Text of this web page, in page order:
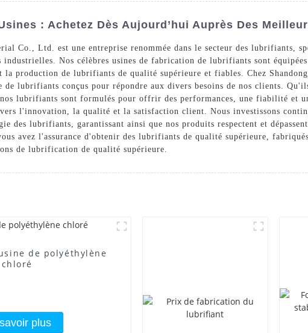
: Achetez Dès Aujourd’hui Auprès Des
Co., Ltd. est une entreprise renommée dans le secteur des lubrifiants,
Nos célèbres usines de fabrication de lubrifiants sont
la production de lubrifiants de qualité supérieure et fiables. Chez
de lubrifiants conçus pour répondre aux divers besoins de nos clients.
lubrifiants sont formulés pour offrir des performances, une fiabilité et
l'innovation, la qualité et la satisfaction client. Nous investissons
des lubrifiants, garantissant ainsi que nos produits respectent et
avez l'assurance d'obtenir des lubrifiants de qualité supérieure,
de lubrification de qualité supérieure.
de polyéthylène
chloré
plus